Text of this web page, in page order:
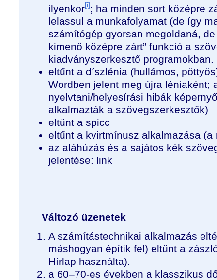
ilyenkor[i]; ha minden sort középre
lelassul a munkafolyamat (de így
számítógép gyorsan megoldaná,
kimenő középre zárt” funkció a
kiadványszerkesztő programokban.
eltűnt a díszlénia (hullámos,
Wordben jelent meg újra léniaként;
nyelvtani/helyesírási hibák
alkalmazták a szövegszerkesztők)
eltűnt a spicc
eltűnt a kvirtmínusz alkalmazása (a
az aláhúzás és a sajátos kék
jelentése: link
Változó üzenetek
A számítástechnikai alkalmazás
máshogyan építik fel) eltűnt a
Hírlap használta).
a 60–70-es években a klasszikus